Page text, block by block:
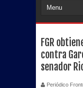
FGR
contra
senador
Periódico